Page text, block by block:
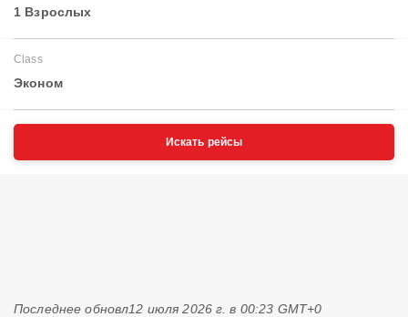
1 Взрослых
Class
Эконом
Искать рейсы
Последнее обновл12 июля 2026 г. в 00:23 GMT+0